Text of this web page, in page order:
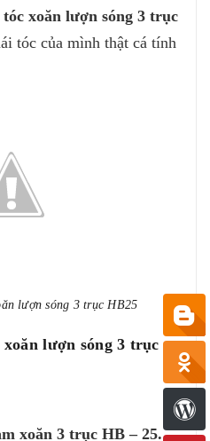
xoăn lượn sóng 3 trục
tóc của mình thật cá tính
lượn sóng 3 trục HB25
lượn sóng 3 trục
xoăn 3 trục HB – 25.